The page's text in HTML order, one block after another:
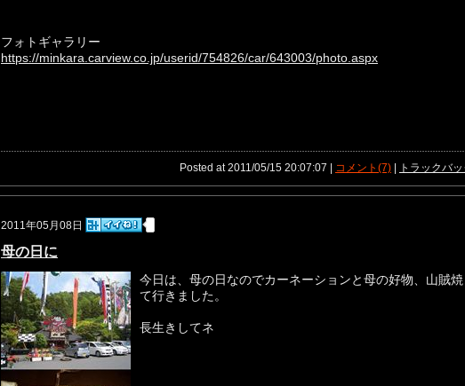
フォトギャラリー
https://minkara.carview.co.jp/userid/754826/car/643003/photo.aspx
Posted at 2011/05/15 20:07:07 | コメント(7) | トラックバ
2011年05月08日
母の日に
今日は、母の日なのでカーネーションと母の好物、山賊焼
て行きました。
長生きしてネ